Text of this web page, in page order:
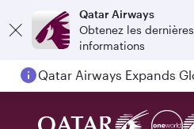
Qatar Airways
Obtenez les dernières
informations